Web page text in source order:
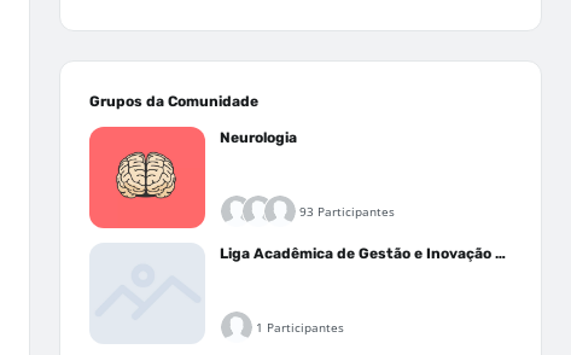
Grupos da Comunidade
Neurologia
93 Participantes
Liga Acadêmica de Gestão e Inovação Médica - LAGIM
1 Participantes